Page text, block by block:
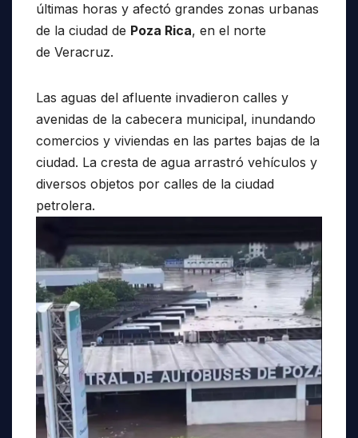
últimas horas y afectó grandes zonas urbanas
de la ciudad de Poza Rica, en el norte
de Veracruz.
Las aguas del afluente invadieron calles y
avenidas de la cabecera municipal, inundando
comercios y viviendas en las partes bajas de la
ciudad. La cresta de agua arrastró vehículos y
diversos objetos por calles de la ciudad
petrolera.